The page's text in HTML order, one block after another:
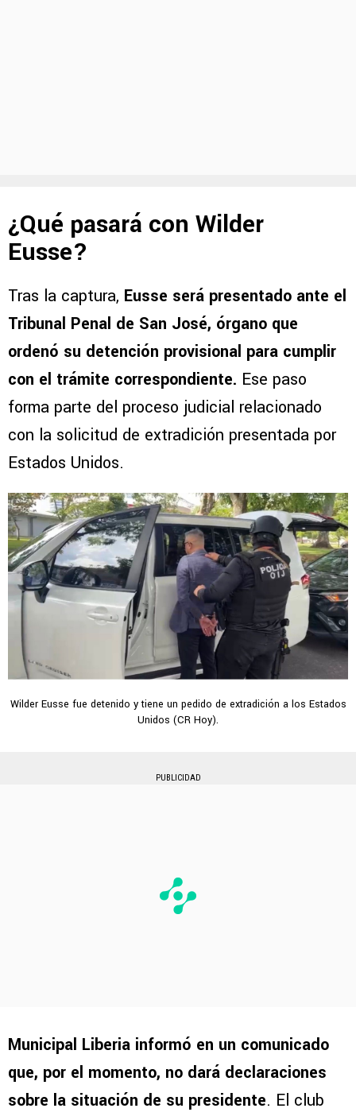
¿Qué pasará con Wilder
Eusse?
Tras la captura, Eusse será presentado ante el
Tribunal Penal de San José, órgano que
ordenó su detención provisional para cumplir
con el trámite correspondiente. Ese paso
forma parte del proceso judicial relacionado
con la solicitud de extradición presentada por
Estados Unidos.
Wilder Eusse fue detenido y tiene un pedido de extradición a los Estados
Unidos (CR Hoy).
PUBLICIDAD
Municipal Liberia informó en un comunicado
que, por el momento, no dará declaraciones
sobre la situación de su presidente. El club